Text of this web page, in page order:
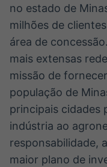
no estado de
milhões de
área de
mais extensas
missão de
população de
principais cidades
indústria ao
responsabilidade,
maior plano de